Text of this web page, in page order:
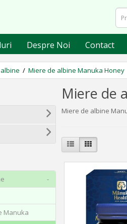
Despre Noi Contact
Miere de albine Manuka Honey
-
Manuka
Miere de
Miere de albine